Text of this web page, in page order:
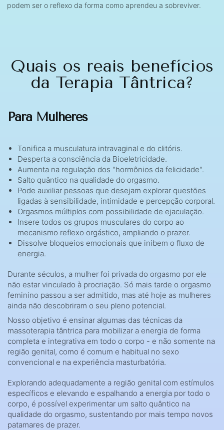
podem ser o reflexo da forma como aprendeu a sobreviver.
Quais os reais benefícios
da Terapia Tântrica?
Para Mulheres
Tonifica a musculatura intravaginal e do clitóris.
Desperta a consciência da Bioeletricidade.
Aumenta na regulação dos "hormônios da felicidade".
Salto quântico na qualidade do orgasmo.
Pode auxiliar pessoas que desejam explorar questões
ligadas à sensibilidade, intimidade e percepção corporal.
Orgasmos múltiplos com possibilidade de ejaculação.
Insere todos os grupos musculares do corpo ao
mecanismo reflexo orgástico, ampliando o prazer.
Dissolve bloqueios emocionais que inibem o fluxo de
energia.
Durante séculos, a mulher foi privada do orgasmo por ele
não estar vinculado à procriação. Só mais tarde o orgasmo
feminino passou a ser admitido, mas até hoje as mulheres
ainda não descobriram o seu pleno potencial.
Nosso objetivo é ensinar algumas das técnicas da
massoterapia tântrica para mobilizar a energia de forma
completa e integrativa em todo o corpo - e não somente na
região genital, como é comum e habitual no sexo
convencional e na experiência masturbatória.
Explorando adequadamente a região genital com estímulos
específicos e elevando e espalhando a energia por todo o
corpo, é possível experimentar um salto quântico na
qualidade do orgasmo, sustentando por mais tempo novos
patamares de prazer.